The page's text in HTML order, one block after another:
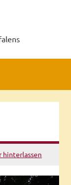
hinterlassen